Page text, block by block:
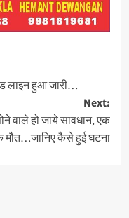
लाइन हुआ जारी…
Next:
वाले हो जाये सावधान, एक
मौत…जानिए कैसे हुई घटना